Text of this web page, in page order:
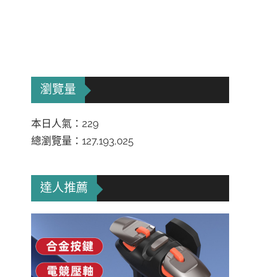
瀏覽量
本日人氣：229
總瀏覽量：127,193,025
達人推薦